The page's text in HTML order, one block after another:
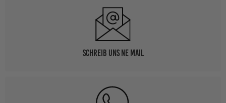
Schreib uns ne Mail